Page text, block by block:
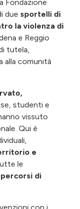
Fondazione
due sportelli di
la violenza di
e Reggio
tutela,
alla comunità
studenti e
vissuto
Qui è
e
le
percorsi di